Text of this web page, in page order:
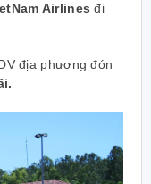
Airlines đi
địa phương đón